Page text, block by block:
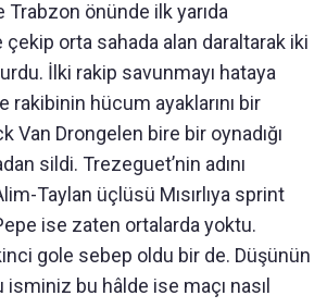
Trabzon önünde ilk yarıda
çekip orta sahada alan daraltarak iki
İlki rakip savunmayı hataya
rakibinin hücum ayaklarını bir
Van Drongelen bire bir oynadığı
sildi. Trezeguet’nin adını
Taylan üçlüsü Mısırlıya sprint
ise zaten ortalarda yoktu.
gole sebep oldu bir de. Düşünün
bu hâlde ise maçı nasıl